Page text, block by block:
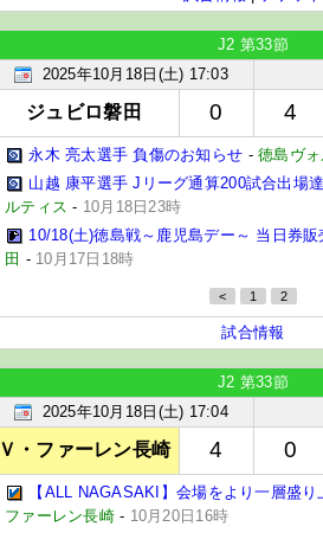
J2 第33節
2025年10月18日(土) 17:03
ジュビロ磐田 0 4
永木 亮太選手 負傷のお知らせ -徳島ヴ
山越 康平選手 Jリーグ通算200試合出場
ルティス - 10月18日23時
10/18(土)徳島戦～鹿児島デー～ 当日券
田 - 10月17日18時
< 1 2
試合情報
J2 第33節
2025年10月18日(土) 17:04
Ｖ・ファーレン長崎 4 0
【ALL NAGASAKI】会場をより一層盛
ファーレン長崎- 10月20日16時